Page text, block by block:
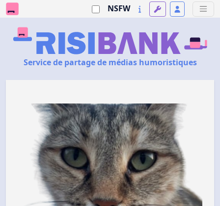
NSFW
Service de partage de médias humoristiques